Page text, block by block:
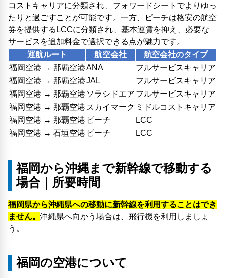
コストキャリアに分類され、フォワードシートでよりゆっ
たりと過ごすことが可能です。一方、ピーチは格安の航空
券を提供するLCCに分類され、基本運賃を抑え、必要な
サービスを追加料金で選択できる点が魅力です。
運航ルート
航空会社
航空会社のタイプ
福岡空港 → 那覇空港ANA
フルサービスキャリア
福岡空港 → 那覇空港JAL
フルサービスキャリア
福岡空港 → 那覇空港 ソラシドエア フルサービスキャリア
福岡空港 → 那覇空港 スカイマーク ミドルコストキャリア
福岡空港 → 那覇空港 ピーチ
LCC
福岡空港 → 石垣空港 ピーチ LCC
福岡から沖縄まで新幹線で移動する
場合｜所要時間
福岡県から沖縄県への移動に新幹線を利用することはでき
ません。沖縄県へ向かう場合は、飛行機を利用しましょ
う。
福岡の空港について